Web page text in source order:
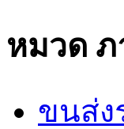
หมวด
ขนส่ง